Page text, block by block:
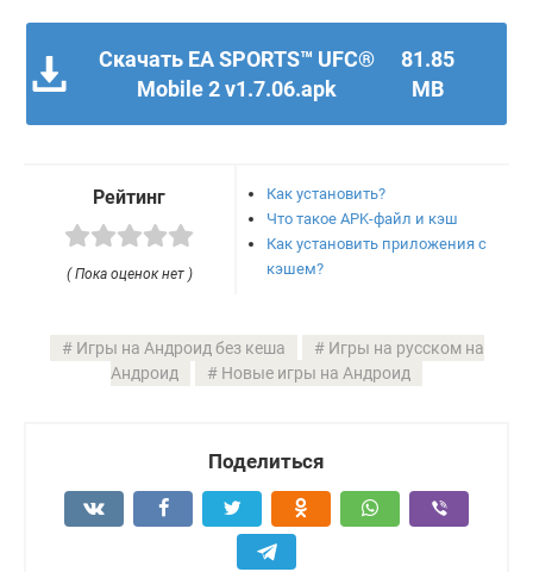
Скачать EA SPORTS™ UFC®
Mobile 2 v1.7.06.apk
81.85
MB
Рейтинг
( Пока оценок нет )
Как установить?
Что такое APK-файл и кэш
Как установить приложения с
кэшем?
Игры на Андроид без кеша
Игры на русском на
Андроид
Новые игры на Андроид
Поделиться